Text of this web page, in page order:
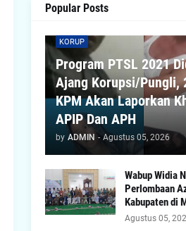
Popular Posts
KORUP
Program PTSL 2021
Ajang Korupsi/Pungli,
KPM Akan Laporkan
APIP Dan APH
by ADMIN - Agustus 05, 2026
Wabup Widia
Perlombaan
Kabupaten di
Agustus 05,